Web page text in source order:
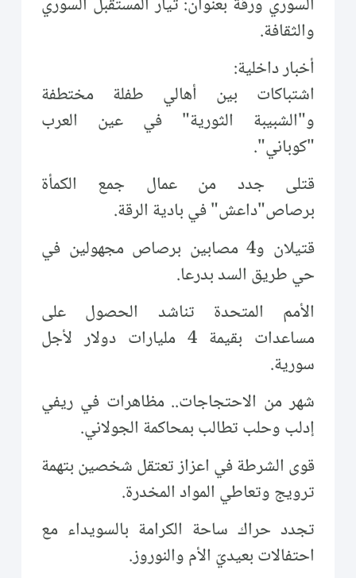
والثقافة.
أخبار داخلية:
اشتباكات بين أهالي طفلة مختطفة
و"الشبيبة الثورية" في عين العرب
"كوباني".
قتلى جدد من عمال جمع الكمأة
برصاص"داعش" في بادية الرقة.
قتيلان و4 مصابين برصاص مجهولين في
حي طريق السد بدرعا.
الأمم المتحدة تناشد الحصول على
مساعدات بقيمة 4 مليارات دولار لأجل
سورية.
شهر من الاحتجاجات.. مظاهرات في ريفي
إدلب وحلب تطالب بمحاكمة الجولاني.
قوى الشرطة في اعزاز تعتقل شخصين بتهمة
ترويج وتعاطي المواد المخدرة.
تجدد حراك ساحة الكرامة بالسويداء مع
احتفالات بعيديّ الأم والنوروز.